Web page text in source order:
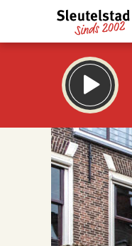
21.00
Inklappen